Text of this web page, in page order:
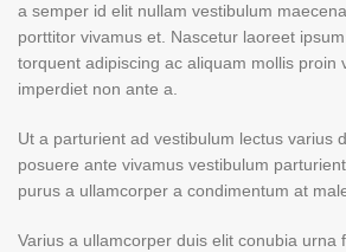
a semper id elit nullam vestibulum
porttitor vivamus et. Nascetur laoreet
torquent adipiscing ac aliquam mollis proin
imperdiet non ante a.
Ut a parturient ad vestibulum lectus varius
posuere ante vivamus vestibulum
purus a ullamcorper a condimentum at
Varius a ullamcorper duis elit conubia urna